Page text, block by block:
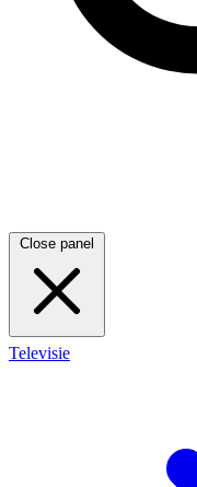
Close panel
Televisie